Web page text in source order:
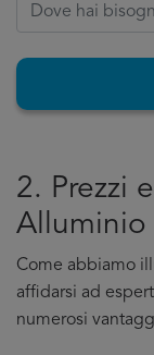
2. Prezzi
Alluminio
Come abbiamo
affidarsi ad
numerosi